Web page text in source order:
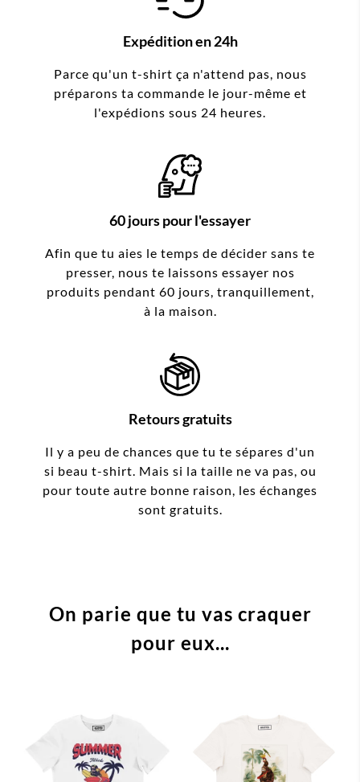
Expédition en 24h
Parce qu'un t-shirt ça n'attend pas, nous
préparons ta commande le jour-même et
l'expédions sous 24 heures.
60 jours pour l'essayer
Afin que tu aies le temps de décider sans te
presser, nous te laissons essayer nos
produits pendant 60 jours, tranquillement,
à la maison.
Retours gratuits
Il y a peu de chances que tu te sépares d'un
si beau t-shirt. Mais si la taille ne va pas, ou
pour toute autre bonne raison, les échanges
sont gratuits.
On parie que tu vas craquer
pour eux...